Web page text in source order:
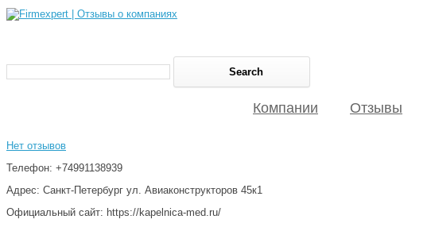
Компании Отзывы
Нет отзывов
Телефон: +74991138939
Адрес: Санкт-Петербург ул. Авиаконструкторов 45к1
Официальный сайт: https://kapelnica-med.ru/